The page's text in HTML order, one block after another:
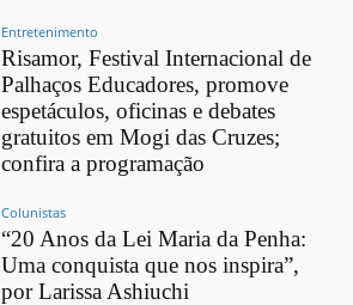
Entretenimento
Risamor, Festival Internacional de
Palhaços Educadores, promove
espetáculos, oficinas e debates
gratuitos em Mogi das Cruzes;
confira a programação
Colunistas
“20 Anos da Lei Maria da Penha:
Uma conquista que nos inspira”,
por Larissa Ashiuchi